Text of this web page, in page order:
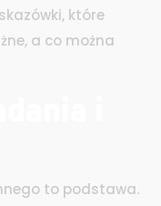
które
a co można
to podstawa.